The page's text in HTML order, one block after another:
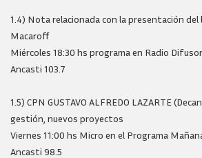
1.4) Nota relacionada con la presentación del
Macaroff
Miércoles 18:30 hs programa en Radio
Ancasti 103.7
1.5) CPN GUSTAVO ALFREDO LAZARTE
gestión, nuevos proyectos
Viernes 11:00 hs Micro en el Programa
Ancasti 98.5